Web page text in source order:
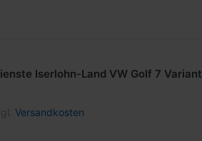
Iserlohn-Land VW Golf 7 Variant
Versandkosten